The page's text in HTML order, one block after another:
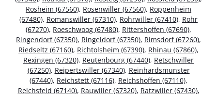
Rosheim (67560), Rosenwiller (67560), Roppenheim
(67480), Romanswiller (67310), Rohrwiller (67410), Rohr
(67270), Roeschwoog (67480), Rittershoffen (67690),
Ringendorf (67350), Ringeldorf (67350), Rimsdorf (67260),
Riedseltz (67160), Richtolsheim (67390), Rhinau (67860),
Rexingen (67320), Reutenbourg (67440), Retschwiller
(67250), Reipertswiller (67340), Reinhardsmunster
(67440), Reichstett (67116), Reichshoffen (67110),
Reichsfeld (67140), Rauwiller (67320), Ratzwiller (67430),